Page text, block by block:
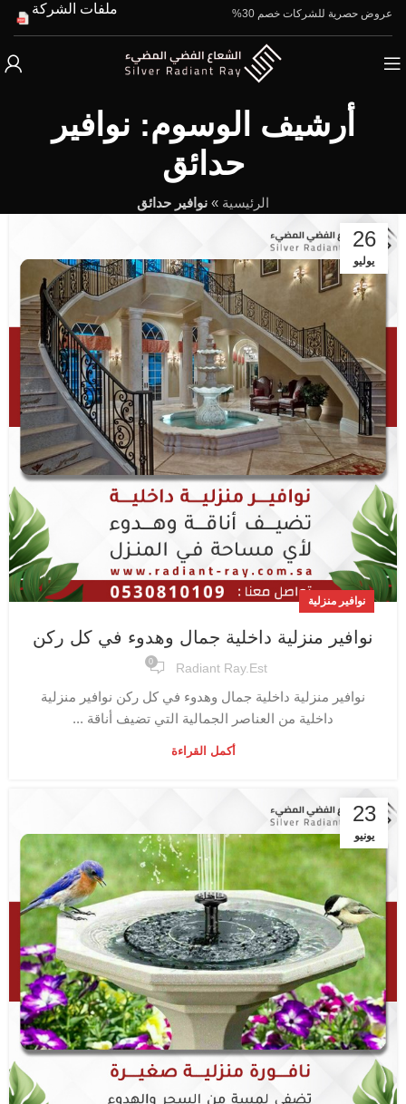
عروض حصرية للشركات خصم 30% ملفات الشركة
أرشيف الوسوم: نوافير
حدائق
الرئيسية » نوافير حدائق
26
يوليو
نوافير منزلية
نوافير منزلية داخلية جمال وهدوء في كل ركن
Radiant Ray.est
0
نوافير منزلية داخلية جمال وهدوء في كل ركن نوافير منزلية
داخلية من العناصر الجمالية التي تضيف أناقة ...
أكمل القراءة
23
يونيو